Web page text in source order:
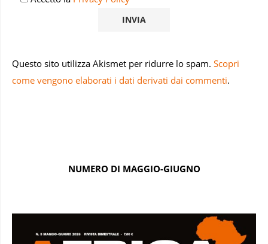
Questo sito utilizza Akismet per ridurre lo spam.Scopri